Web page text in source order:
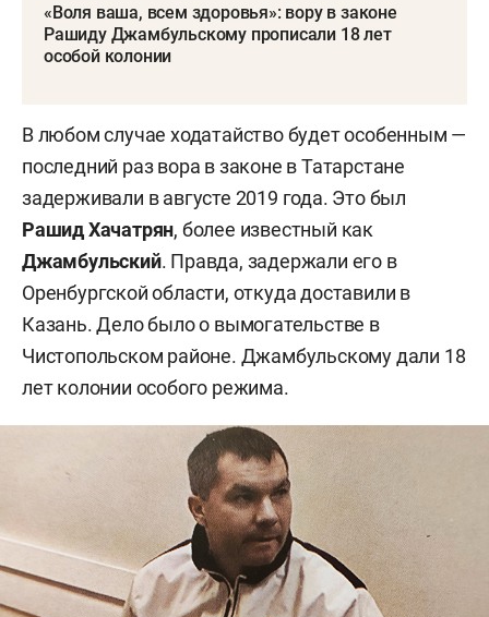
«Воля ваша, всем здоровья»: вору в законе
Рашиду Джамбульскому прописали 18 лет
особой колонии
В любом случае ходатайство будет особенным —
последний раз вора в законе в Татарстане
задерживали в августе 2019 года. Это был
Рашид Хачатрян, более известный как
Джамбульский. Правда, задержали его в
Оренбургской области, откуда доставили в
Казань. Дело было о вымогательстве в
Чистопольском районе. Джамбульскому дали 18
лет колонии особого режима.